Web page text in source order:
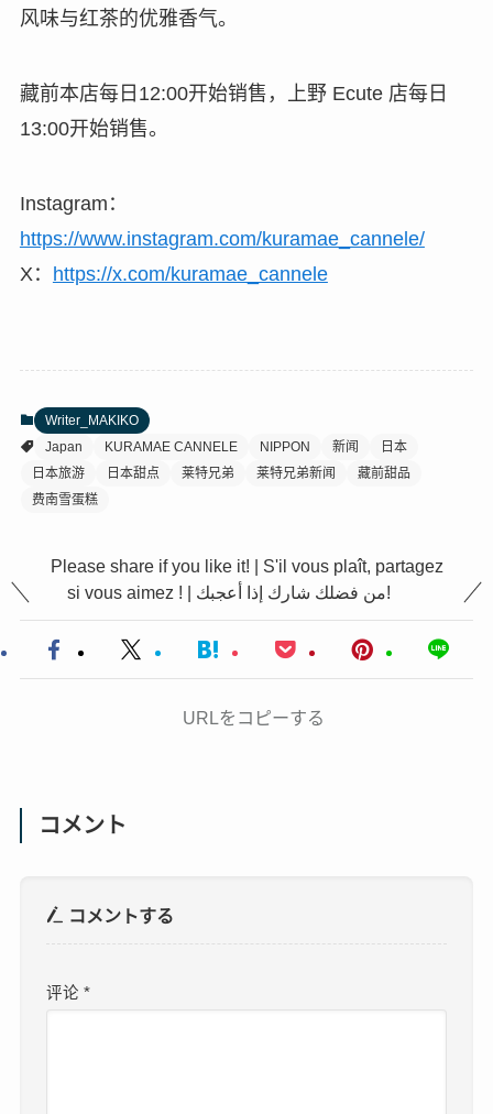
风味与红茶的优雅香气。
藏前本店每日12:00开始销售，上野 Ecute 店每日
13:00开始销售。
Instagram：
https://www.instagram.com/kuramae_cannele/
X： https://x.com/kuramae_cannele
Writer_MAKIKO
Japan
KURAMAE CANNELE NIPPON 新闻
日本
日本旅游
日本甜点 莱特兄弟 莱特兄弟新闻
藏前甜品
费南雪蛋糕
Please share if you like it! | S'il vous plaît, partagez
si vous aimez ! | من فضلك شارك إذا أعجبك!
URLをコピーする
コメント
コメントする
评论*